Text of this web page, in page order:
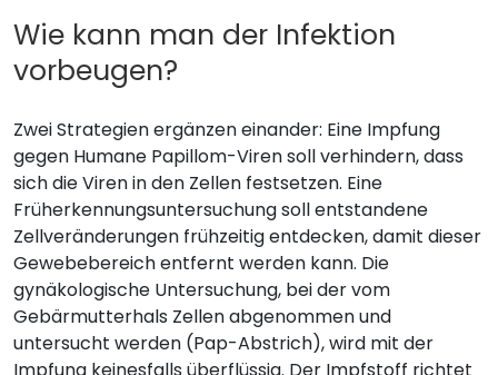
Wie kann man der Infektion
vorbeugen?
Zwei Strategien ergänzen einander: Eine Impfung
gegen Humane Papillom-Viren soll verhindern, dass
sich die Viren in den Zellen festsetzen. Eine
Früherkennungsuntersuchung soll entstandene
Zellveränderungen frühzeitig entdecken, damit dieser
Gewebebereich entfernt werden kann. Die
gynäkologische Untersuchung, bei der vom
Gebärmutterhals Zellen abgenommen und
untersucht werden (Pap-Abstrich), wird mit der